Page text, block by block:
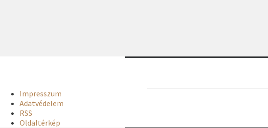
Impresszum
Adatvédelem
RSS
Oldaltérkép